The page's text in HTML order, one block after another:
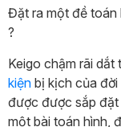
Đặt ra một đề toán
?
Keigo chậm rãi
kiện bị kịch của
được được sắp đặt
một bài toán hình,